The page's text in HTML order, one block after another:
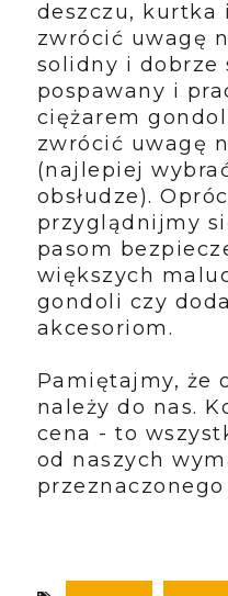
deszczu, kurtka
zwrócić uwagę
solidny i dobrze
pospawany i
ciężarem
zwrócić uwagę
(najlepiej
obsłudze).
przyglądnijmy
pasom
większych
gondoli czy
akcesoriom.
Pamiętajmy, że
należy do nas.
cena - to
od naszych